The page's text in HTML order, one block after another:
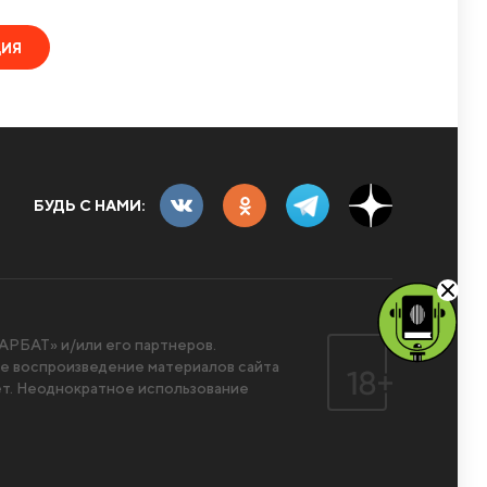
БУДЬ С НАМИ:
и/или его партнеров.
материалов сайта
Неоднократное использование